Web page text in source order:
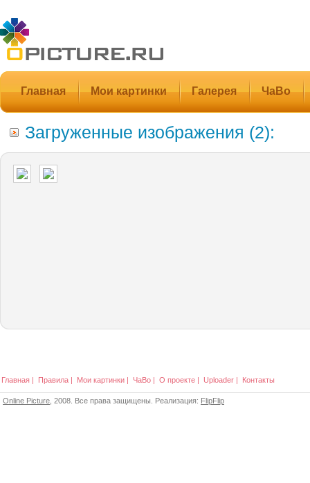
Главная Мои картинки Галерея ЧаВо
Загруженные изображения (2):
Главная | Правила | Мои картинки | ЧаВо | О проекте | Uploader | Контакты
Online Picture , 2008. Все права защищены. Реализация: FlipFlip